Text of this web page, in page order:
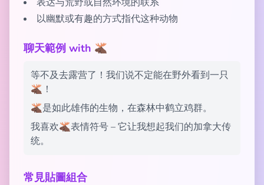
以幽默或有趣的方式指代这种动物
聊天範例 with 🫎
等不及去露营了！我们说不定能在野外看到一只
🫎！
🫎是如此雄伟的生物，在森林中鹤立鸡群。
我喜欢🫎表情符号 – 它让我想起我们的加拿大传
统。
常見貼圖組合